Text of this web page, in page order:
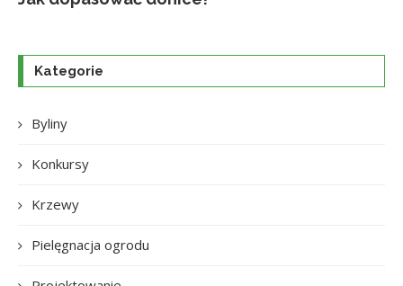
Kategorie
Byliny
Konkursy
Krzewy
Pielęgnacja ogrodu